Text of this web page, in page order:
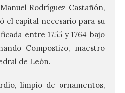
Rodríguez Castañón,
el capital necesario para su
entre 1755 y 1764 bajo
Compostizo, maestro
de León.
limpio de ornamentos,